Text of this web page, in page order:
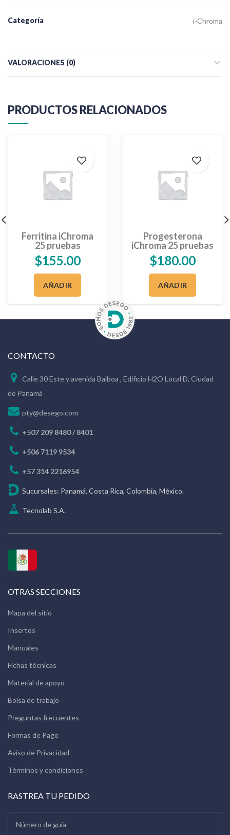
Categoría i-Chroma
VALORACIONES (0)
PRODUCTOS RELACIONADOS
Ferritina iChroma
25 pruebas
$155.00
AÑADIR
Progesterona
iChroma 25 pruebas
$180.00
AÑADIR
CONTACTO
Calle 30 Este y avenida Balboa , Edificio H2O Local D, Ciudad
de Panamá
pty@desego.com
+507 209 8480 / 8401
+506 7119 9534
+57 314 2216954
Sucursales: Panamá, Costa Rica, Colombia, México.
Tecnolab S.A.
OTRAS SECCIONES
Mapa del sitio
Insertos
Manuales
Fichas técnicas
Material de apoyo
Bolsa de trabajo
Preguntas frecuentes
Formas de Pago
Aviso de Privacidad
Términos y condiciones
RASTREA TU PEDIDO